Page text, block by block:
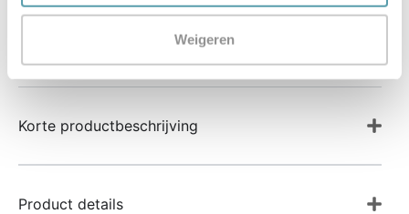
Weigeren
aansluit bij uw slaapkamer en slaapwensen.
Korte productbeschrijving
Product details